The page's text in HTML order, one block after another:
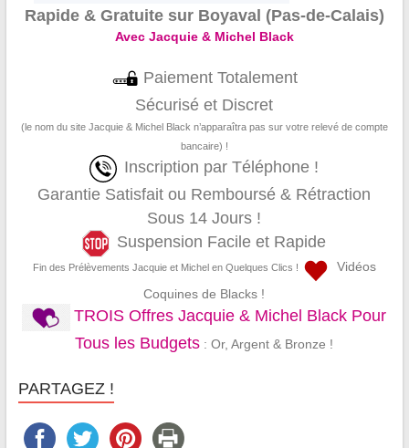
Rapide & Gratuite sur Boyaval (Pas-de-Calais)
Avec Jacquie & Michel Black
Paiement Totalement
Sécurisé et Discret
(le nom du site Jacquie & Michel Black n’apparaîtra pas sur votre relevé de compte
bancaire) !
Inscription par Téléphone !
Garantie Satisfait ou Remboursé & Rétraction
Sous 14 Jours !
Suspension Facile et Rapide
Fin des Prélèvements Jacquie et Michel en Quelques Clics !
Vidéos
Coquines de Blacks !
TROIS Offres Jacquie & Michel Black Pour
Tous les Budgets : Or, Argent & Bronze !
PARTAGEZ !